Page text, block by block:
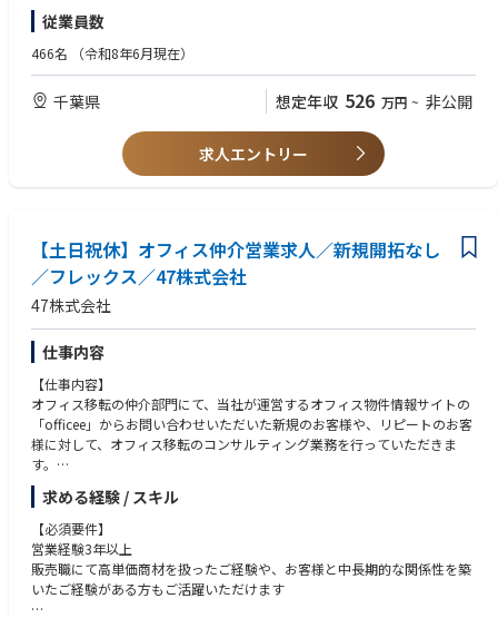
床・梁などの支保工計画、特殊仮設計画まで幅広く対応。AutoCADを用い
た作図スキルを活かし、建設現場の安全と効率を支えるダイナミックでや
りがいのある仕事です。
「技術者として長く、安心して活躍してほしい」という想いから、労働環
境の整備にも注力しています。年間休日は125日、夏季や年末年始の長期
従業員数
466名 （令和8年6月現在）
千葉県 想定年収 526 万円 ~ 非公開
求人エントリー
【土日祝休】オフィス仲介営業求人／新規開拓なし
／フレックス／47株式会社
47株式会社
仕事内容
【仕事内容】
オフィス移転の仲介部門にて、当社が運営するオフィス物件情報サイトの
「officee」からお問い合わせいただいた新規のお客様や、リピートのお客
様に対して、オフィス移転のコンサルティング業務を行っていただきま
す。
ベンチャー企業、成長企業、スタートアップ企業を中心に、一人あたり常
時20社～30社程度のお客様を担当していただきます。
【主な業務プロセス】
企業様から「officee」へお問い合わせ
オフィス移転の背景や課題、ご要望等を電話／オンライン／対面にてヒア
求める経験 / スキル
【必須要件】
営業経験3年以上
販売職にて高単価商材を扱ったご経験や、お客様と中長期的な関係性を築
いたご経験がある方もご活躍いただけます